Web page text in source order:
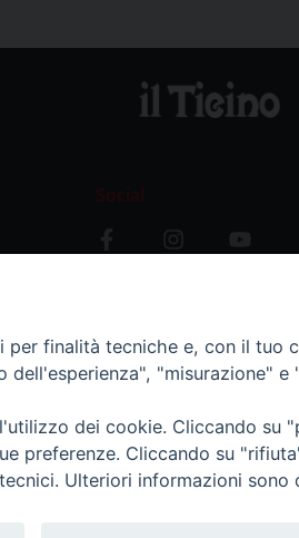
Social
finalità tecniche e, con il tuo
dell'esperienza", "misurazione"
dei cookie. Cliccando su
preferenze. Cliccando su
Ulteriori informazioni sono